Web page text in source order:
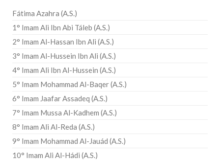
Fátima Azahra (A.S.)
1° Imam Ali Ibn Abi Táleb (A.S.)
2° Imam Al-Hassan Ibn Ali (A.S.)
3° Imam Al-Hussein Ibn Ali (A.S.)
4° Imam Ali Ibn Al-Hussein (A.S.)
5° Imam Mohammad Al-Baqer (A.S.)
6° Imam Jaafar Assadeq (A.S.)
7° Imam Mussa Al-Kadhem (A.S.)
8° Imam Ali Al-Reda (A.S.)
9° Imam Mohammad Al-Jauád (A.S.)
10° Imam Ali Al-Hádi (A.S.)